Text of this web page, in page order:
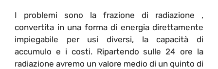
I problemi sono la frazione di radiazione ,
convertita in una forma di energia direttamente
impiegabile per usi diversi, la capacità di
accumulo e i costi. Ripartendo sulle 24 ore la
radiazione avremo un valore medio di un quinto di